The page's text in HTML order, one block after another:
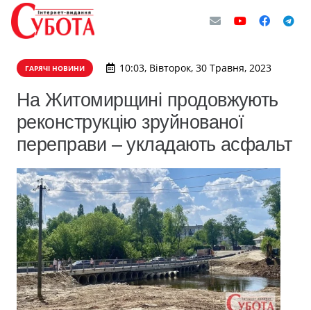
ГАРЯЧІ НОВИНИ 10:03, Вівторок, 30 Травня, 2023
На Житомирщині продовжують
реконструкцію зруйнованої
переправи – укладають асфальт